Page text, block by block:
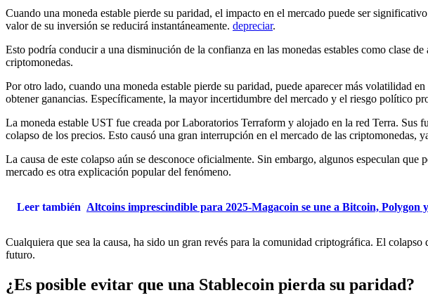
Cuando una moneda estable pierde su paridad, el impacto en el mercado puede ser
valor de su inversión se reducirá instantáneamente. depreciar.
Esto podría conducir a una disminución de la confianza en las monedas estables como clase
criptomonedas.
Por otro lado, cuando una moneda estable pierde su paridad, puede aparecer más volatilidad
obtener ganancias. Específicamente, la mayor incertidumbre del mercado y el riesgo político
La moneda estable UST fue creada porLaboratorios Terraform y alojado en la red Terra. Sus
colapso de los precios. Esto causó una gran interrupción en el mercado de las criptomonedas,
La causa de este colapso aún se desconoce oficialmente. Sin embargo, algunos especulan
mercado es otra explicación popular del fenómeno.
Leer también Altcoins imprescindible para 2025-Magacoin se une a Bitcoin, Polygon
Cualquiera que sea la causa, ha sido un gran revés para la comunidad criptográfica. El
futuro.
¿Es posible evitar que una Stablecoin pierda su paridad?